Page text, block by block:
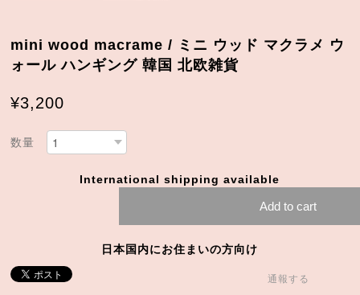
mini wood macrame / ミニ ウッド マクラメ ウ
ォール ハンギング 韓国 北欧雑貨
¥3,200
数量
International shipping available
Add to cart
日本国内にお住まいの方向け
通報する